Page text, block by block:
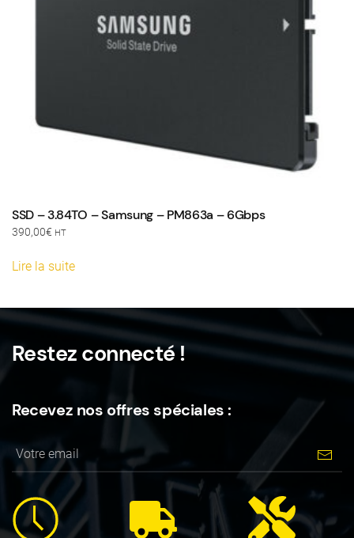
SSD – 3.84TO – Samsung – PM863a – 6Gbps
390,00€ HT
Lire la suite
Restez connecté !
Recevez nos offres spéciales :